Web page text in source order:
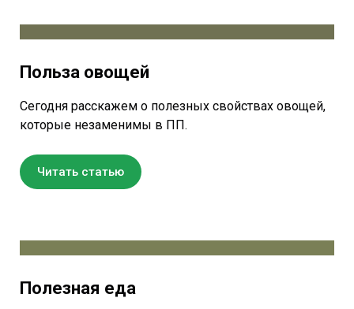
Польза овощей
Сегодня расскажем о полезных свойствах овощей,
которые незаменимы в ПП.
Читать статью
Полезная еда